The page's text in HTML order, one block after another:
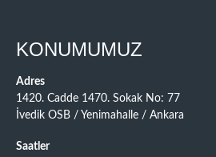
KONUMUMUZ
Adres
1420. Cadde 1470. Sokak No: 77
İvedik OSB / Yenimahalle / Ankara
Saatler